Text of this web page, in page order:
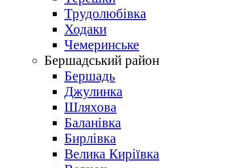
Трудолюбівка
Ходаки
Чемеринське
Бершадський район
Бершадь
Джулинка
Шляхова
Баланівка
Бирлівка
Велика Киріївка